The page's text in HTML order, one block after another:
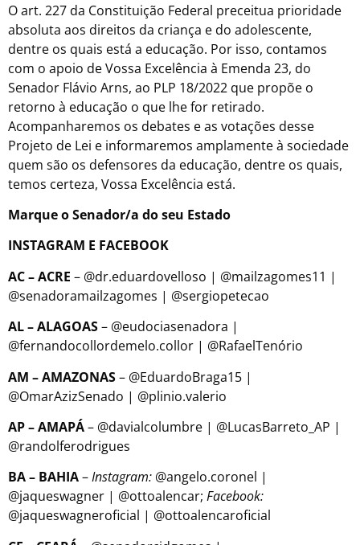
O art. 227 da Constituição Federal preceitua prioridade
absoluta aos direitos da criança e do adolescente,
dentre os quais está a educação. Por isso, contamos
com o apoio de Vossa Excelência à Emenda 23, do
Senador Flávio Arns, ao PLP 18/2022 que propõe o
retorno à educação o que lhe for retirado.
Acompanharemos os debates e as votações desse
Projeto de Lei e informaremos amplamente à sociedade
quem são os defensores da educação, dentre os quais,
temos certeza, Vossa Excelência está.
Marque o Senador/a do seu Estado
INSTAGRAM E FACEBOOK
AC – ACRE – @dr.eduardovelloso | @mailzagomes11 |
@senadoramailzagomes | @sergiopetecao
AL – ALAGOAS– @eudociasenadora |
@fernandocollordemelo.collor | @RafaelTenório
AM – AMAZONAS– @EduardoBraga15 |
@OmarAzizSenado | @plinio.valerio
AP – AMAPÁ– @davialcolumbre | @LucasBarreto_AP |
@randolferodrigues
BA – BAHIA–Instagram: @angelo.coronel |
@jaqueswagner | @ottoalencar; Facebook:
@jaqueswagneroficial | @ottoalencaroficial